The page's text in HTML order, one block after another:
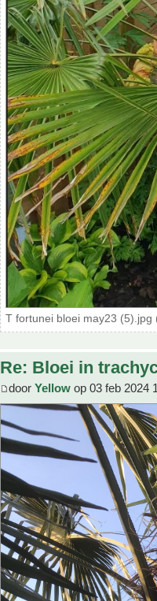
T fortunei bloei may23
Re: Bloei in
door Yellow op 03 feb 2024